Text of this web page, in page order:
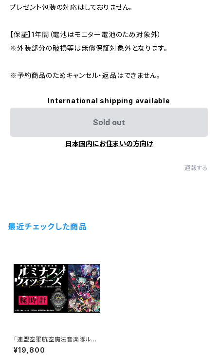
プレゼント包装の対応はしておりません。
【保証】1年間（電池はモニター電池のため対象外）
※外装部分の破損等は無償保証対象外となります。
※予約商品のためキャンセル・返品はできません。
International shipping available
Sold out
日本国内にお住まいの方向け
通報する
最近チェックした商品
「連盟空軍航空魔法音楽隊ルミ
ナスウィッチーズ」コラボウォッチ
部隊モデル（本数限定/シリアル
¥19,800